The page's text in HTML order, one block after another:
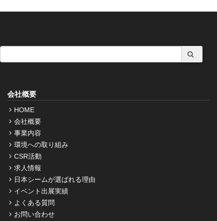
会社概要
HOME
会社概要
事業内容
環境への取り組み
CSR活動
求人情報
日本シームが選ばれる理由
イベント出展実績
よくある質問
お問い合わせ